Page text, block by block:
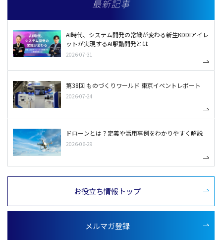
最新記事
AI時代、システム開発の常識が変わる――新生KDDIアイレ
ットが実現するAI駆動開発とは
2026-07-31
第38回 ものづくりワールド 東京イベントレポート
2026-07-24
ドローンとは？定義や活用事例をわかりやすく解説
2026-06-29
お役立ち情報トップ
メルマガ登録